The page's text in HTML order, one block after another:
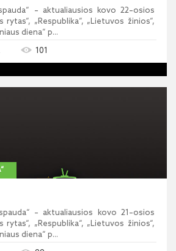
– aktualiausios kovo 22–osios
rytas“, „Respublika“, „Lietuvos žinios“,
diena“ p...
101
– aktualiausios kovo 21–osios
rytas“, „Respublika“, „Lietuvos žinios“,
diena“ p...